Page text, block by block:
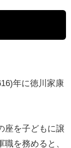
年に徳川家康
座を子どもに譲
を務めると、